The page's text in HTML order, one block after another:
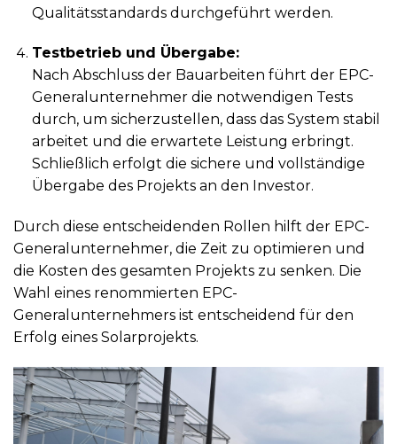
Qualitätsstandards durchgeführt werden.
Testbetrieb und Übergabe:
Nach Abschluss der Bauarbeiten führt der EPC-
Generalunternehmer die notwendigen Tests
durch, um sicherzustellen, dass das System stabil
arbeitet und die erwartete Leistung erbringt.
Schließlich erfolgt die sichere und vollständige
Übergabe des Projekts an den Investor.
Durch diese entscheidenden Rollen hilft der EPC-
Generalunternehmer, die Zeit zu optimieren und
die Kosten des gesamten Projekts zu senken. Die
Wahl eines renommierten EPC-
Generalunternehmers ist entscheidend für den
Erfolg eines Solarprojekts.